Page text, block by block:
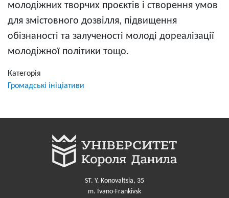
молодіжних творчих проєктів і створення умов
для змістовного дозвілля, підвищення
обізнаності та залученості молоді дореалізації
молодіжної політики тощо.
Категорія
Громадські ініціативи
ST. Y. Konovaltsia, 35
m. Ivano-Frankivsk